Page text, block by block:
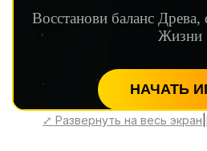
⤢ Развернуть на весь экран